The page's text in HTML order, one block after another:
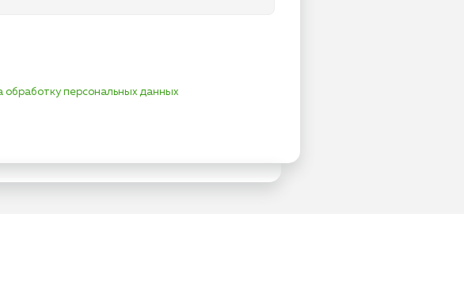
обработку персональных данных